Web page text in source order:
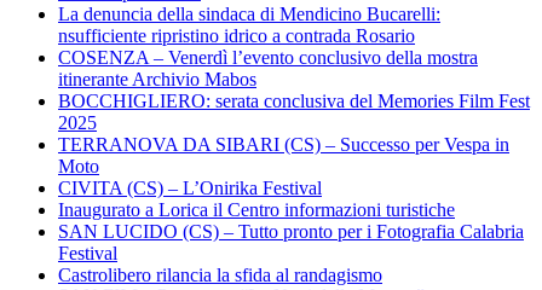
La denuncia della sindaca di Mendicino Bucarelli:
nsufficiente ripristino idrico a contrada Rosario
COSENZA – Venerdì l’evento conclusivo della mostra
itinerante Archivio Mabos
BOCCHIGLIERO: serata conclusiva del Memories Film Fest
2025
TERRANOVA DA SIBARI (CS) – Successo per Vespa in
Moto
CIVITA (CS) – L’Onirika Festival
Inaugurato a Lorica il Centro informazioni turistiche
SAN LUCIDO (CS) – Tutto pronto per i Fotografia Calabria
Festival
Castrolibero rilancia la sfida al randagismo